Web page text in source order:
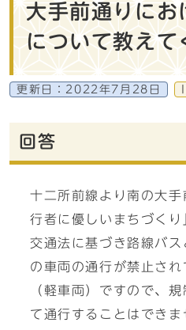
大手前通りにお
について教えて
更新日： 2022年7月28日
回答
十二所前線より南の大
行者に優しいまちづく
交通法に基づき路線バ
の車両の通行が禁止さ
（軽車両）ですので、
て通行することはでき